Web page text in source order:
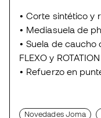
• Corte sintético y
• Mediasuela de
• Suela de caucho
FLEXO y ROTATION
• Refuerzo en
Novedades Joma